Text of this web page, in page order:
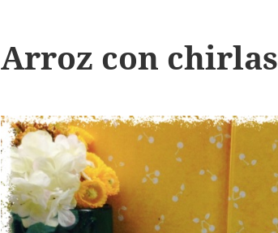
Arroz con chirlas